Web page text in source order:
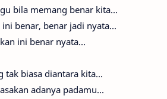
bila memang benar kita...
ini benar, benar jadi nyata...
ini benar nyata...
tak biasa diantara kita...
adanya padamu...